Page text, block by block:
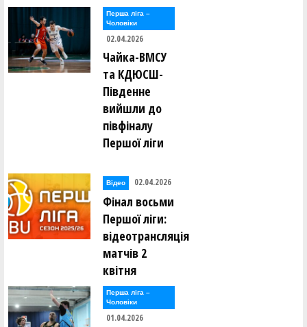
Перша лiга –
Чоловiки
02.04.2026
Чайка-ВМСУ
та КДЮСШ-
Південне
вийшли до
півфіналу
Першої ліги
Відео 02.04.2026
Фінал восьми
Першої ліги:
відеотрансляція
матчів 2
квітня
Перша лiга –
Чоловiки
01.04.2026